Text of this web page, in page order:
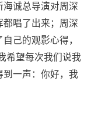
诚总导演对周深
都唱了出来；周深
己的观影心得，
希望每次我们说我
到一声：你好，我